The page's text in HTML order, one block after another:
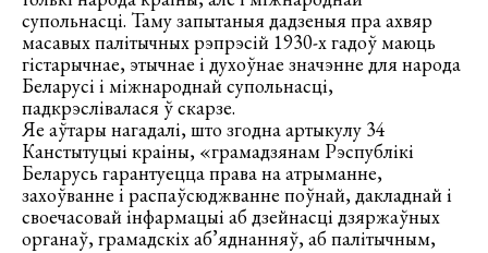
супольнасці. Таму запытаныя дадзеныя пра ахвяр
масавых палітычных рэпрэсій 1930-х гадоў маюць
гістарычнае, этычнае і духоўнае значэнне для народа
Беларусі і міжнароднай супольнасці,
падкрэслівалася ў скарзе.
Яе аўтары нагадалі, што згодна артыкулу 34
Канстытуцыі краіны, «грамадзянам Рэспублікі
Беларусь гарантуецца права на атрыманне,
захоўванне і распаўсюджванне поўнай, дакладнай і
своечасовай інфармацыі аб дзейнасці дзяржаўных
органаў, грамадскіх аб’яднанняў, аб палітычным,